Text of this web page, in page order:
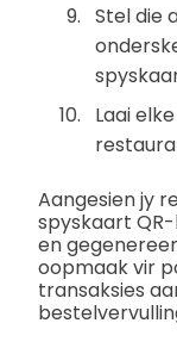
Stel die
Laai
Aangesien jy
spyskaart
en
oopmaak vir
transaksies